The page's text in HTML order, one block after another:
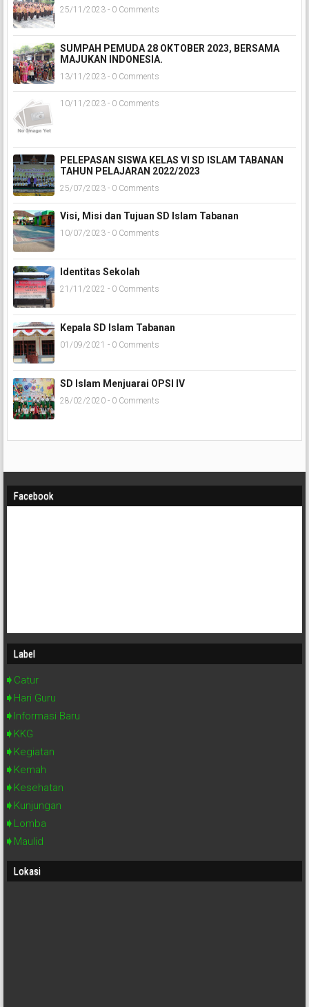
25/11/2023 - 0 Comments
SUMPAH PEMUDA 28 OKTOBER 2023, BERSAMA
MAJUKAN INDONESIA.
13/11/2023 - 0 Comments
10/11/2023 - 0 Comments
PELEPASAN SISWA KELAS VI SD ISLAM TABANAN
TAHUN PELAJARAN 2022/2023
25/07/2023 - 0 Comments
Visi, Misi dan Tujuan SD Islam Tabanan
10/07/2023 - 0 Comments
Identitas Sekolah
21/11/2022 - 0 Comments
Kepala SD Islam Tabanan
01/09/2021 - 0 Comments
SD Islam Menjuarai OPSI IV
28/02/2020 - 0 Comments
Facebook
Label
Catur
Hari Guru
Informasi Baru
KKG
Kegiatan
Kemah
Kesehatan
Kunjungan
Lomba
Maulid
Lokasi